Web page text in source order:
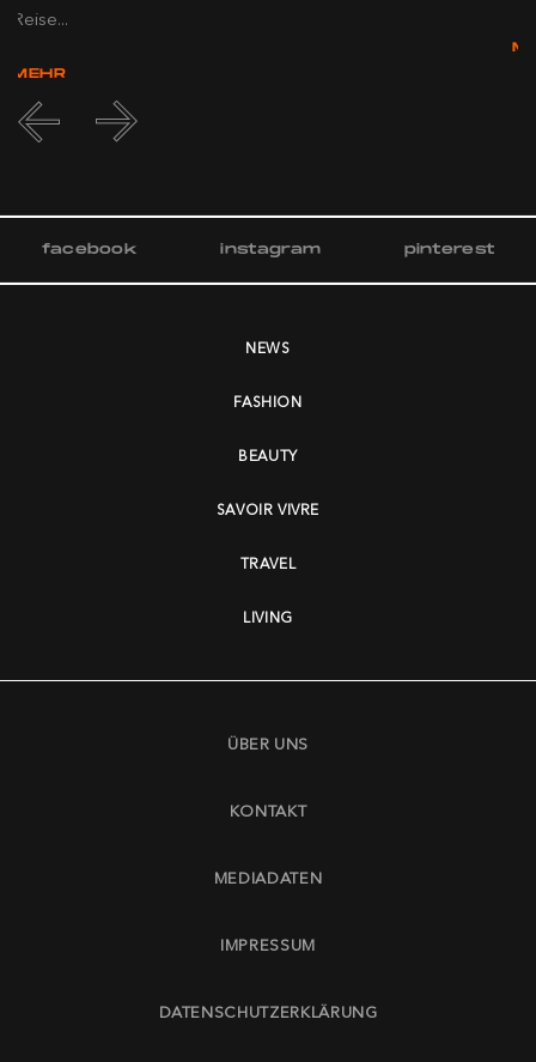
Reise...
MEHR
facebook instagram pinterest
NEWS
FASHION
BEAUTY
SAVOIR VIVRE
TRAVEL
LIVING
ÜBER UNS
KONTAKT
MEDIADATEN
IMPRESSUM
DATENSCHUTZERKLÄRUNG